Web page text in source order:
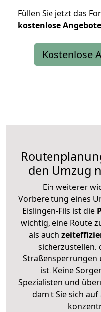
Füllen Sie jetzt das
kostenlose
Kostenlose
den Umzug
Ein weiterer
Vorbereitung eines
Eislingen-Fils ist die
wichtig, eine Route
als auch
sicherzustellen,
Straßensperrungen
ist. Keine
Spezialisten und
damit Sie sich